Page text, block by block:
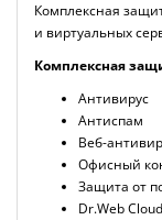
Комплексная
и виртуальных
Комплексная
Антивирус
Антиспам
Веб-
Офисный
Защита от
Dr.Web Cloud